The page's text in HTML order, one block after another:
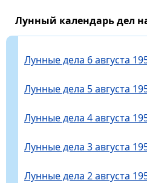
Лунный календарь дел
Лунные дела 6 августа
Лунные дела 5 августа
Лунные дела 4 августа
Лунные дела 3 августа
Лунные дела 2 августа